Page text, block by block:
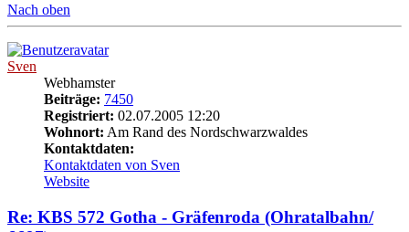
Nach oben
Sven
Webhamster
Beiträge: 7450
Registriert: 02.07.2005 12:20
Wohnort: Am Rand des Nordschwarzwaldes
Kontaktdaten:
Kontaktdaten von Sven
Website
Re: KBS 572 Gotha - Gräfenroda (Ohratalbahn/